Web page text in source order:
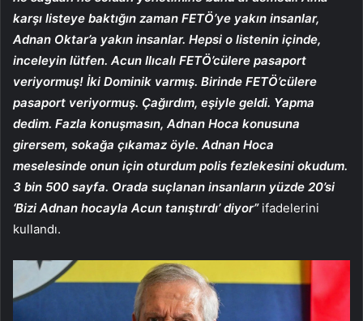
karşı listeye baktığın zaman FETÖ’ye yakın insanlar,
Adnan Oktar’a yakın insanlar. Hepsi o listenin içinde,
inceleyin lütfen. Acun Ilıcalı FETÖ’cülere pasaport
veriyormuş! İki Dominik varmış. Birinde FETÖ’cülere
pasaport veriyormuş. Çağırdım, eşiyle geldi. Yapma
dedim. Fazla konuşmasın, Adnan Hoca konusuna
girersem, sokağa çıkamaz öyle. Adnan Hoca
meselesinde onun için oturdum polis fezlekesini okudum.
3 bin 500 sayfa. Orada suçlanan insanların yüzde 20’si
‘Bizi Adnan hocayla Acun tanıştırdı’ diyor”ifadelerini
kullandı.